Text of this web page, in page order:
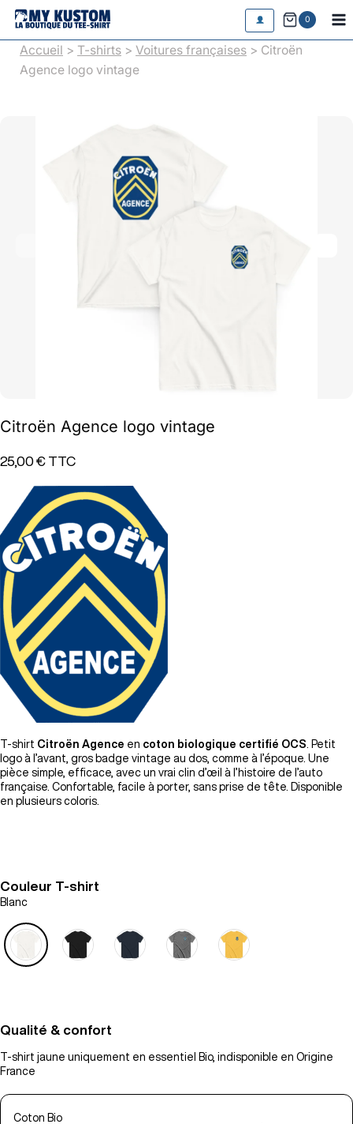
Aller
contenu
0
Accueil > T-shirts > Voitures françaises > Citroën
Agence logo vintage
Citroën Agence logo vintage
25,00 € TTC
T-shirt Citroën Agence en coton biologique certifié OCS . Petit
logo à l’avant, gros badge vintage au dos, comme à l’époque. Une
pièce simple, efficace, avec un vrai clin d’œil à l’histoire de l’auto
française. Confortable, facile à porter, sans prise de tête. Disponible
en plusieurs coloris.
Couleur T-shirt
Blanc
Qualité & confort
T-shirt jaune uniquement en essentiel Bio, indisponible en Origine
France
Coton Bio